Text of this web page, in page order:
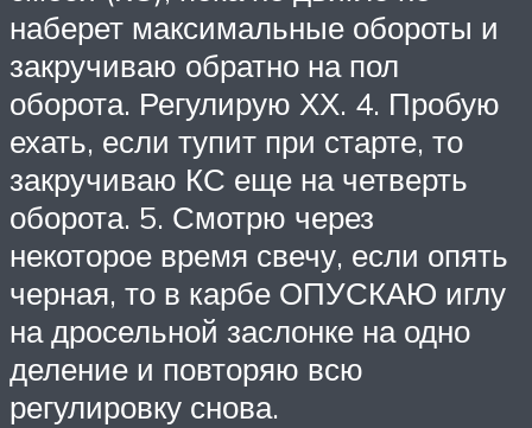
наберет максимальные обороты и
закручиваю обратно на пол
оборота. Регулирую ХХ. 4. Пробую
ехать, если тупит при старте, то
закручиваю КС еще на четверть
оборота. 5. Смотрю через
некоторое время свечу, если опять
черная, то в карбе ОПУСКАЮ иглу
на дросельной заслонке на одно
деление и повторяю всю
регулировку снова.